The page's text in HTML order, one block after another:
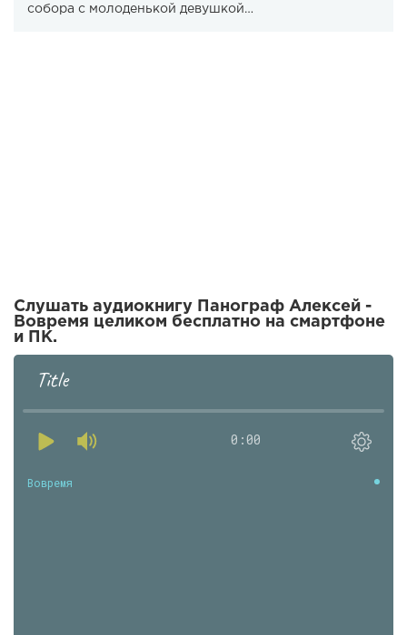
собора с молоденькой девушкой…
Слушать аудиокнигу Панограф Алексей -
Вовремя целиком бесплатно на смартфоне
и ПК.
Title
0:00
Вовремя